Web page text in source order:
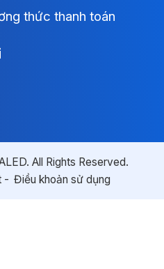
thức thanh toán
All Rights Reserved.
Điều khoản sử dụng